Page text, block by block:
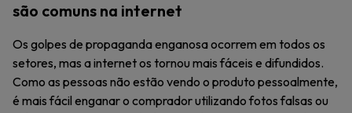
são comuns na internet
Os golpes de propaganda enganosa ocorrem em todos os
setores, mas a internet os tornou mais fáceis e difundidos.
Como as pessoas não estão vendo o produto pessoalmente,
é mais fácil enganar o comprador utilizando fotos falsas ou